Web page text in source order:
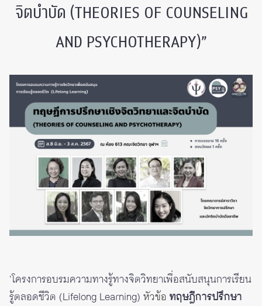
จิตบำบัด (THEORIES OF COUNSELING
AND PSYCHOTHERAPY)”
‘โครงการอบรมความทางรู้ทางจิตวิทยาเพื่อสนับสนุนการเรียน
รู้ตลอดชีวิต (Lifelong Learning) หัวข้อ ทฤษฎีการปรึกษา